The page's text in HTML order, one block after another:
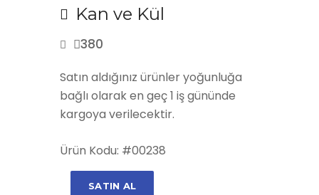
Kan ve Kül
380
Satın aldığınız ürünler yoğunluğa
bağlı olarak en geç 1 iş gününde
kargoya verilecektir.
Ürün Kodu: #00238
SATIN AL